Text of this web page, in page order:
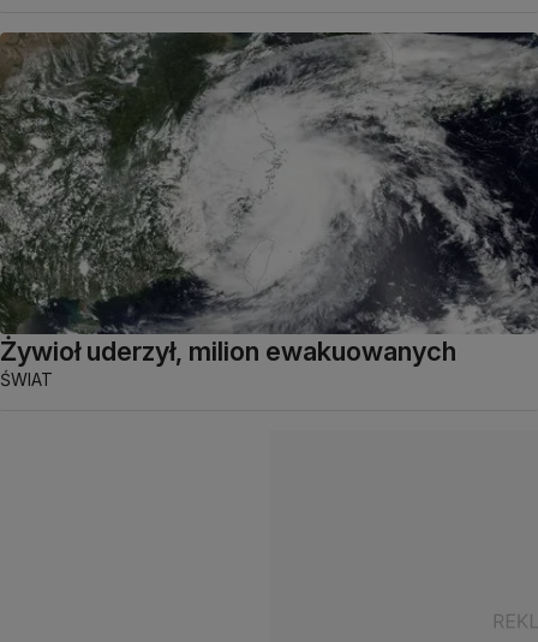
Żywioł uderzył, milion ewakuowanych
ŚWIAT